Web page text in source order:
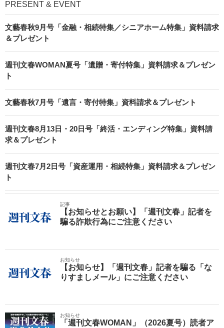
PRESENT & EVENT
文藝春秋9月号「金融・相続特集／シニアホーム特集」資料請求
＆プレゼント
週刊文春WOMAN夏号「遺贈・寄付特集」資料請求＆プレゼン
ト
文藝春秋7月号「遺言・寄付特集」資料請求＆プレゼント
週刊文春8月13日・20日号「終活・エンディング特集」資料請
求＆プレゼント
週刊文春7月2日号「資産運用・相続特集」資料請求＆プレゼン
ト
記事
【お知らせとお願い】「週刊文春」記者を
騙る詐欺行為にご注意ください
お知らせ
【お知らせ】「週刊文春」記者を騙る「な
りすましメール」にご注意ください
お知らせ
「週刊文春WOMAN」（2026夏号）読者ア